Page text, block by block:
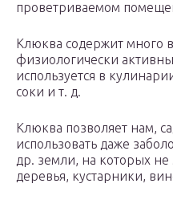
проветриваемом
Клюква содержит много
физиологически
используется в
соки и т. д.
Клюква позволяет нам,
использовать даже
др. земли, на которых не
деревья, кустарники,